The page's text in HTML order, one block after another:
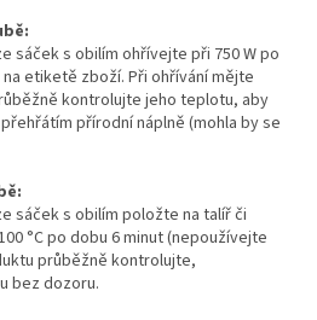
sáček s obilím ohřívejte při 750 W po
etiketě zboží. Při ohřívání mějte
kontrolujte jeho teplotu, aby
přírodní náplně (mohla by se
sáček s obilím položte na talíř či
°C po dobu 6 minut (nepoužívejte
průběžně kontrolujte,
bez dozoru.